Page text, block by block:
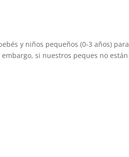
y niños pequeños (0-3 años) para
si nuestros peques no están